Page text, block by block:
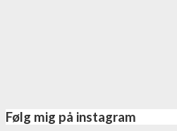
Følg mig på instagram